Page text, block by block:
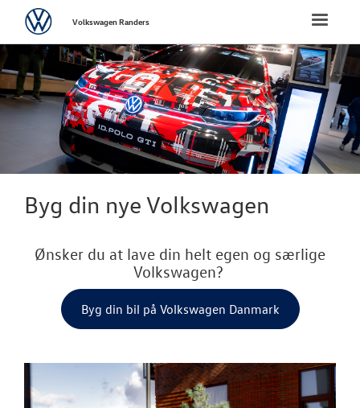
FORSIDE
NYE
Bestil
Finansiering
Garanti
Privatleasing
Vejen til et
Toggle
VolkswagenVolkswagen Randers
Byg din nye Volkswagen
Ønsker du at lave din helt egen og særlige
Volkswagen?
Byg din bil på Volkswagen Danmark